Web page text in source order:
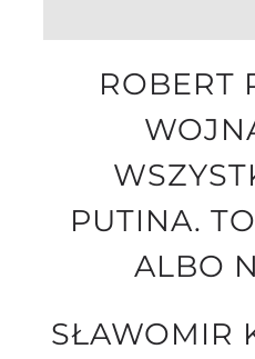
ROBERT
PUTINA.
ALBO
SŁAWOMIR